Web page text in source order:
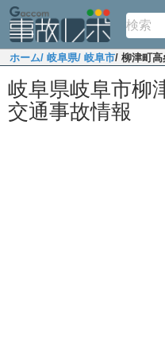
ホーム/ 岐阜県/ 岐阜市/ 柳津町高
岐阜県岐阜市柳
交通事故情報